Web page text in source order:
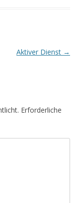
Aktiver Dienst →
Erforderliche